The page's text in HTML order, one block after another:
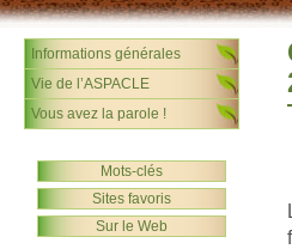
Informations générales
Vie de l’ASPACLE
Vous avez la parole !
Mots-clés
Sites favoris
Sur le Web